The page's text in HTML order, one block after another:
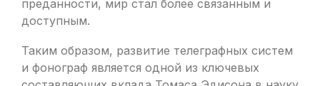
преданности, мир стал более связанным и
доступным.
Таким образом, развитие телеграфных систем
и фонограф является одной из ключевых